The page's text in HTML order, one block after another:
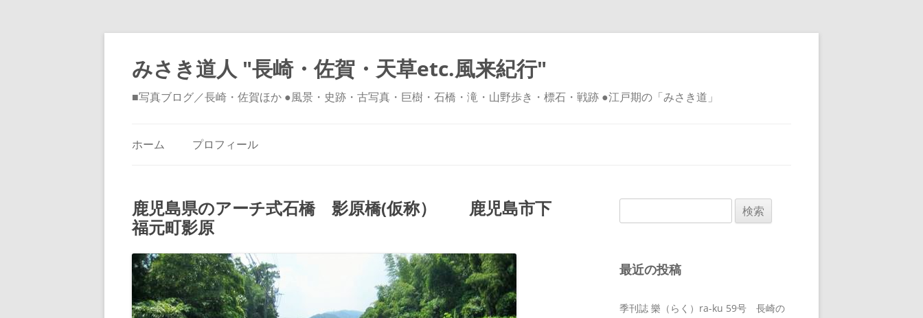
みさき道人 "長崎・佐賀・天草etc.風来紀行"
■写真ブログ／長崎・佐賀ほか ●風景・史跡・古写真・巨樹・石橋・滝・山野歩き・標石・戦跡 ●江戸期の「みさき道」
プ
ホーム プロフィール
鹿児島県のアーチ式石橋 影原橋(仮称） 鹿児島市下
福元町影原
索:
最近の投稿
季刊誌 樂（らく）ra-ku 59号 長崎の